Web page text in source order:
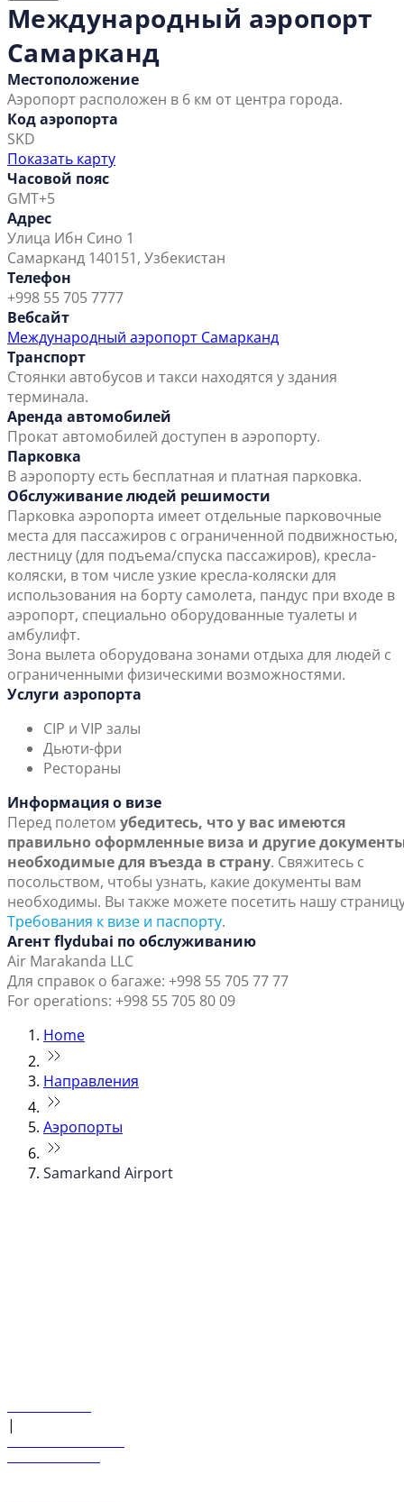
Международный аэропорт
Самарканд
Местоположение
Аэропорт расположен в 6 км от центра города.
Код аэропорта
SKD
Показать карту
Часовой пояс
GMT+5
Адрес
Улица Ибн Сино 1
Самарканд 140151, Узбекистан
Телефон
+998 55 705 7777
Вебсайт
Международный аэропорт Самарканд
Транспорт
Стоянки автобусов и такси находятся у здания
терминала.
Аренда автомобилей
Прокат автомобилей доступен в аэропорту.
Парковка
В аэропорту есть бесплатная и платная парковка.
Обслуживание людей решимости
Парковка аэропорта имеет отдельные парковочные
места для пассажиров с ограниченной подвижностью,
лестницу (для подъема/спуска пассажиров), кресла-
коляски, в том числе узкие кресла-коляски для
использования на борту самолета, пандус при входе в
аэропорт, специально оборудованные туалеты и
амбулифт.
Зона вылета оборудована зонами отдыха для людей с
ограниченными физическими возможностями.
Услуги аэропорта
CIP и VIP залы
Дьюти-фри
Рестораны
Информация о визе
Перед полетом убедитесь, что у вас имеются
правильно оформленные виза и другие
необходимые для въезда в страну. Свяжитесь с
посольством, чтобы узнать, какие документы вам
необходимы. Вы также можете посетить нашу
Требования к визе и паспорту.
Агент flydubai по обслуживанию
Air Marakanda LLC
Для справок о багаже: +998 55 705 77 77
For operations: +998 55 705 80 09
Home
Направления
Аэропорты
Samarkand Airport
|